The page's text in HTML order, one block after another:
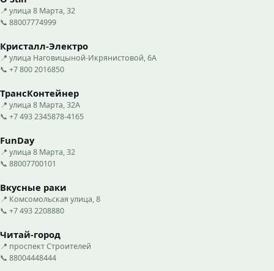
📍 улица 8 Марта, 32
📞 88007774999
Кристалл-Электро
📍 улица Наговицыной-Икрянистовой, 6А
📞 +7 800 2016850
ТрансКонтейнер
📍 улица 8 Марта, 32А
📞 +7 493 2345878-4165
FunDay
📍 улица 8 Марта, 32
📞 88007700101
Вкусные раки
📍 Комсомольская улица, 8
📞 +7 493 2208880
Читай-город
📍 проспект Строителей
📞 88004448444